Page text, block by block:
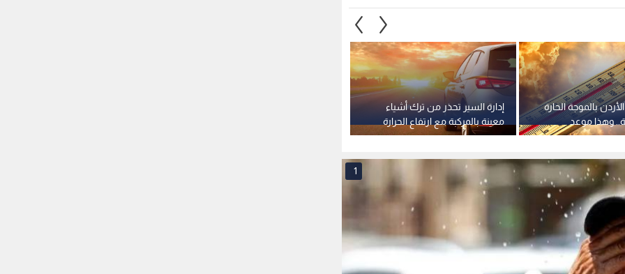
إدارة السير تحذر من ترك أشياء
معينة بالمركبة مع ارتفاع الحرارة
بالموجة الحارة
وهذا موعد
1